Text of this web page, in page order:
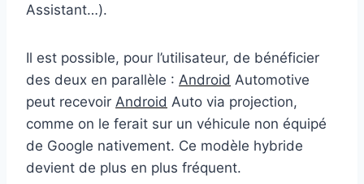
Assistant…).
Il est possible, pour l’utilisateur, de bénéficier
des deux en parallèle : Android Automotive
peut recevoir Android Auto via projection,
comme on le ferait sur un véhicule non équipé
de Google nativement. Ce modèle hybride
devient de plus en plus fréquent.